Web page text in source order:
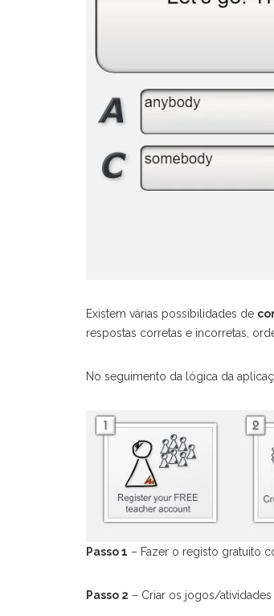
Existem várias possibilidades de
respostas corretas e incorretas,
No seguimento da lógica da
Passo 1 – Fazer o registo gratuito
Passo 2 – Criar os jogos/atividades